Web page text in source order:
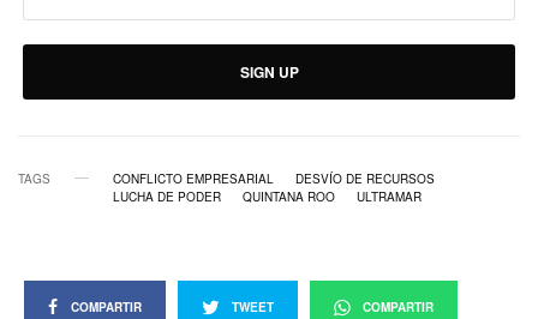
SIGN UP
TAGS CONFLICTO EMPRESARIAL
DESVÍO DE RECURSOS
LUCHA DE PODER
QUINTANA ROO ULTRAMAR
COMPARTIR TWEET COMPARTIR